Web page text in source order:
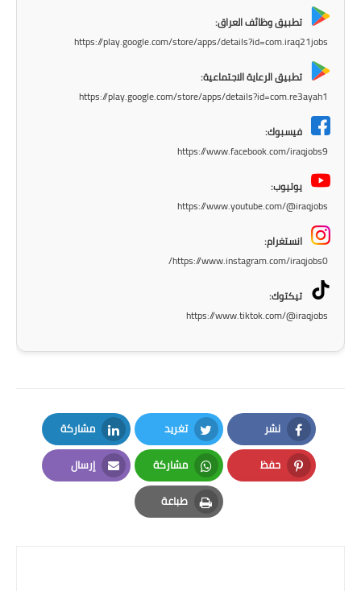
المرحلة الاعدادية
المرحلة المتوسطة
دروس
المرحلة الابتدائية
المرحلة المتوسطة
تطبيق وظائف العراق:
https://play.google.com/store/apps/details?id=com.iraq21jobs
تطبيق الرعاية الاجتماعية:
https://play.google.com/store/apps/details?id=com.re3ayah1
فيسبوك:
https://www.facebook.com/iraqjobs9
يوتيوب:
https://www.youtube.com/@iraqjobs
انستغرام:
https://www.instagram.com/iraqjobs0/
تيكتوك:
https://www.tiktok.com/@iraqjobs
نشر
Facebook
تغريد
Twitter
مشاركة
LinkedIn
حفظ
Pinterest
مشاركة
Whatsapp
إرسال
Email
طباعة
Print